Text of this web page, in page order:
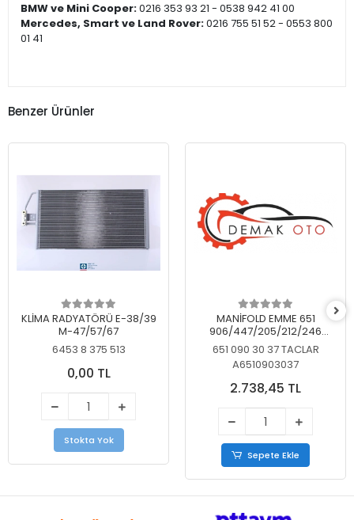
BMW ve Mini Cooper:0216 353 93 21 - 0538 942 41 00
Mercedes, Smart ve Land Rover:0216 755 51 52 - 0553 800
01 41
Benzer Ürünler
KLİMA RADYATÖRÜ E-38/39
M-47/57/67
6453 8 375 513
0,00 TL
Stokta Yok
MANİFOLD EMME 651
906/447/205/212/246
KELEBEKSİZ
651 090 30 37 TACLAR
A6510903037
2.738,45 TL
Sepete Ekle